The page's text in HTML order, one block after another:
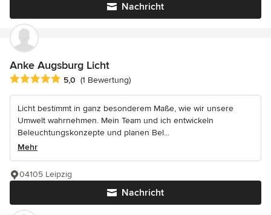
Nachricht
Anke Augsburg Licht
Durchschnittliche Bewertung: 5 von 5 Sternen
5,0 (1 Bewertung)
Licht bestimmt in ganz besonderem Maße, wie wir unsere
Umwelt wahrnehmen. Mein Team und ich entwickeln
Beleuchtungskonzepte und planen Bel...
Mehr
Nachricht
04105 Leipzig